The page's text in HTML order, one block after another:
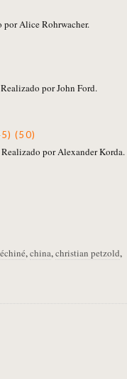
por Alice Rohrwacher.
por John Ford.
(50)
por Alexander Korda.
,china,christian petzold,